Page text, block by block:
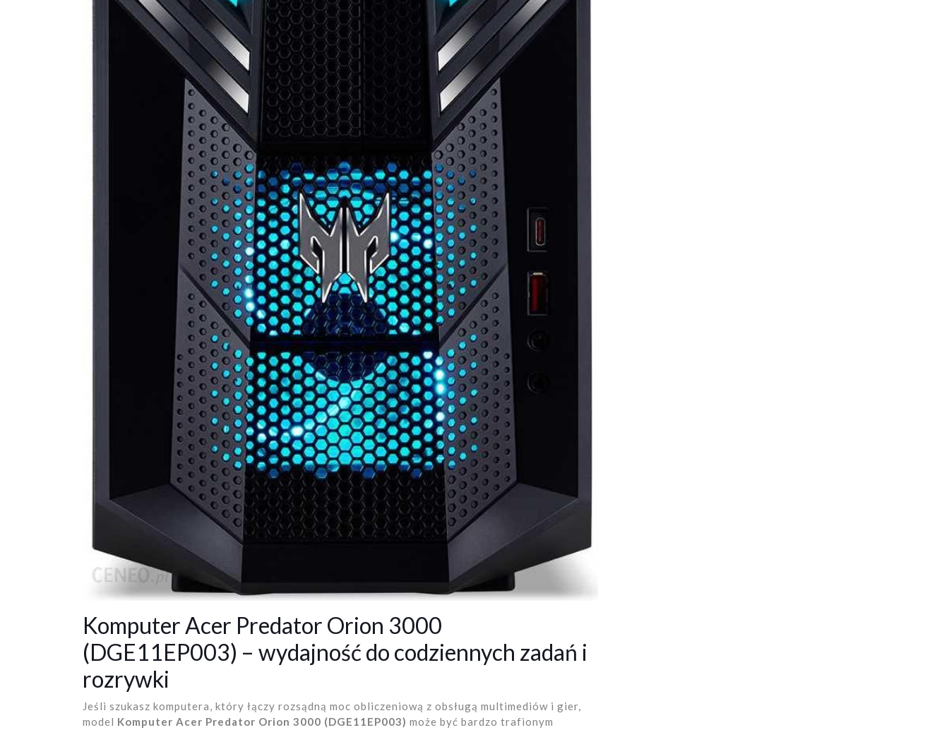
Komputer Acer Predator Orion 3000
(DGE11EP003) – wydajność do codziennych zadań i
rozrywki
Jeśli szukasz komputera, który łączy rozsądną moc obliczeniową z obsługą multimediów i gier,
model Komputer Acer Predator Orion 3000 (DGE11EP003) może być bardzo trafionym